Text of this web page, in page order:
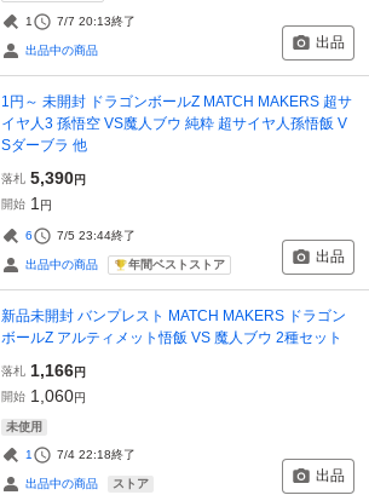
1 7/7 20:13終了
出品中の商品 出品
1円～ 未開封 ドラゴンボールZ MATCH MAKERS 超サ
イヤ人3 孫悟空 VS魔人ブウ 純粋 超サイヤ人孫悟飯 V
Sダーブラ 他
落札 5,390円
開始 1 円
6 7/5 23:44終了
出品中の商品 年間ベストストア 出品
新品未開封 バンプレスト MATCH MAKERS ドラゴン
ボールZ アルティメット悟飯 VS 魔人ブウ 2種セット
落札 1,166円
開始 1,060円
未使用
1 7/4 22:18終了
出品中の商品 ストア 出品